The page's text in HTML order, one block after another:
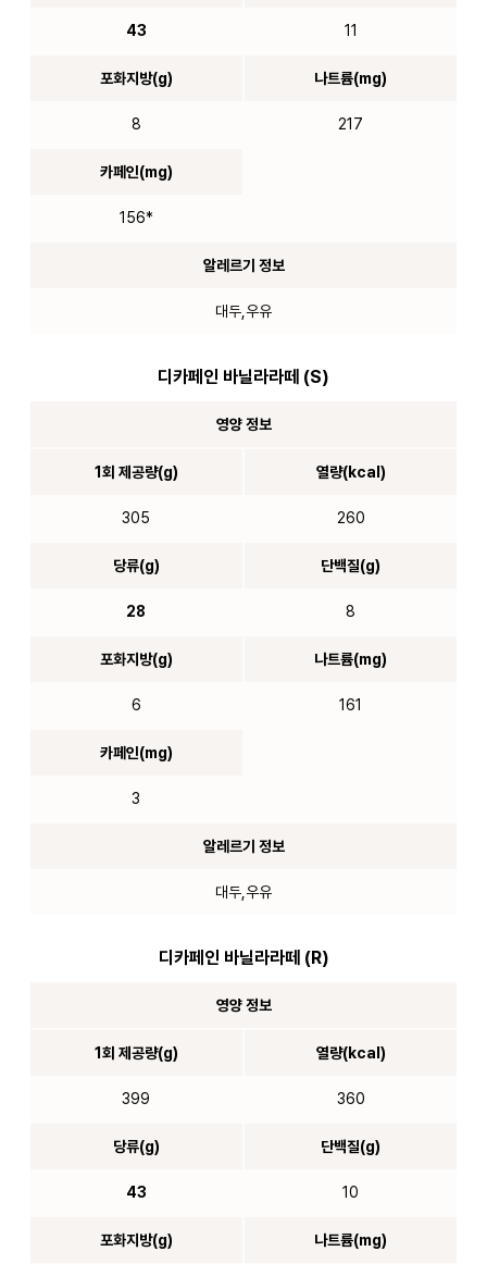
43 11
포화지방(g)
8
나트륨(mg)
217
카페인(mg)
156*
알레르기 정보
대두,우유
디카페인 바닐라라떼 (S)
영양 정보
1회 제공량(g)
305
열량(kcal)
260
당류(g)
28
단백질(g)
8
포화지방(g)
6
나트륨(mg)
161
카페인(mg)
3
알레르기 정보
대두,우유
디카페인 바닐라라떼 (R)
영양 정보
1회 제공량(g)
399
열량(kcal)
360
당류(g)
43
단백질(g)
10
포화지방(g) 나트륨(mg)